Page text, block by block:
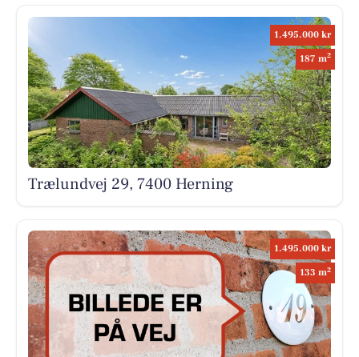
1.495.000 kr
187 m2
Trælundvej 29, 7400 Herning
1.495.000 kr
133 m2